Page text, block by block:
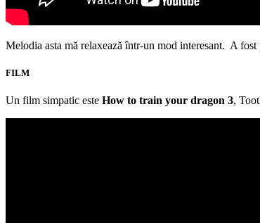
Melodia asta mă relaxează într-un mod interesant. A
FILM
Un film simpatic este How to train your dragon 3,